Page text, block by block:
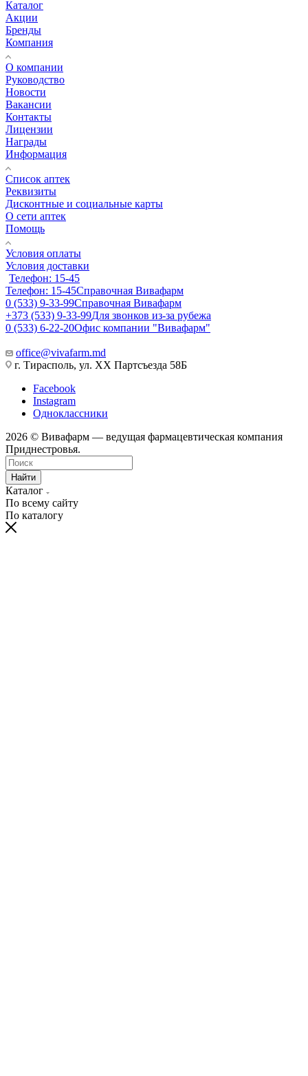
Каталог
Акции
Бренды
Компания
О компании
Руководство
Новости
Вакансии
Контакты
Лицензии
Награды
Информация
Список аптек
Реквизиты
Дисконтные и социальные карты
О сети аптек
Помощь
Условия оплаты
Условия доставки
Телефон: 15-45
Телефон: 15-45Справочная Вивафарм
0 (533) 9-33-99Справочная Вивафарм
+373 (533) 9-33-99Для звонков из-за рубежа
0 (533) 6-22-20Офис компании "Вивафарм"
office@vivafarm.md
г. Тирасполь, ул. ХХ Партсъезда 58Б
Facebook
Instagram
Одноклассники
2026 © Вивафарм — ведущая фармацевтическая компания
Приднестровья.
Найти
Каталог
По всему сайту
По каталогу